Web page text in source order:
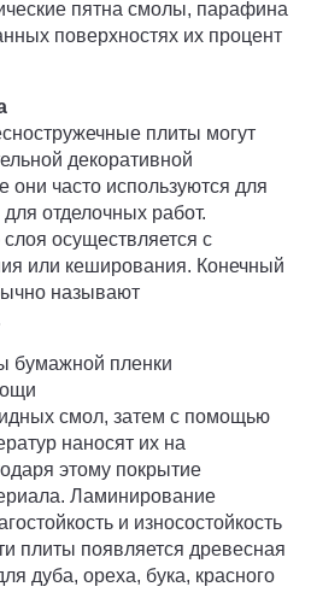
пятна смолы, парафина
поверхностях их процент
плиты могут
декоративной
они часто используются для
отделочных работ.
осуществляется с
или кеширования. Конечный
называют
бумажной пленки
смол, затем с помощью
наносят их на
этому покрытие
Ламинирование
и износостойкость
плиты появляется древесная
дуба, ореха, бука, красного